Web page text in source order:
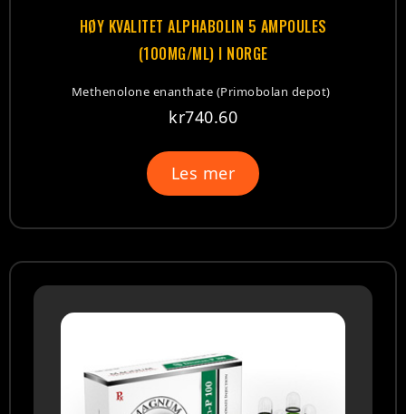
HØY KVALITET ALPHABOLIN 5 AMPOULES
(100MG/ML) I NORGE
Methenolone enanthate (Primobolan depot)
kr740.60
Les mer